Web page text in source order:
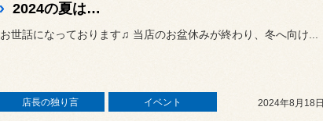
2024の夏は…
お世話になっております♫ 当店のお盆休みが終わり、冬へ向け...
店長の独り言 イベント 2024年8月18日